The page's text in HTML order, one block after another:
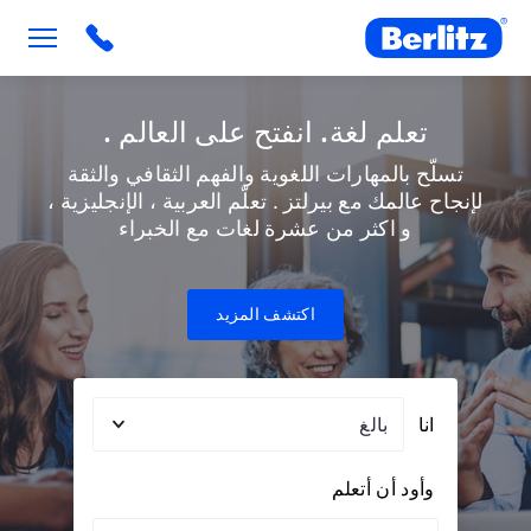
Berlitz UAE
تعلم لغة. انفتح على العالم .
تسلّح بالمهارات اللغوية والفهم الثقافي والثقة
لإنجاح عالمك مع بيرلتز . تعلّم العربية ، الإنجليزية ،
و اكثر من عشرة لغات مع الخبراء
اكتشف المزيد
انا
وأود أن أتعلم